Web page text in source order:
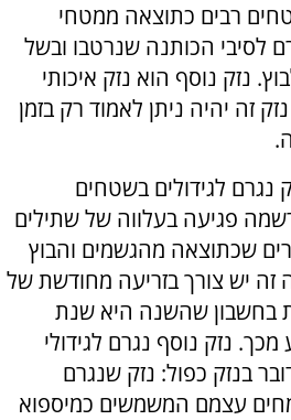
רבים כתוצאה ממטחי
לסיבי הכותנה שנרטבו ובשל
נזק נוסף הוא נזק איכותי
זה יהיה ניתן לאמוד רק בזמן
נגרם לגידולים בשטחים
פגיעה בעלווה של שתילים
שכתוצאה מהגשמים והבוץ
יש צורך בזריעה מחודשת של
בחשבון שהשנה היא שנת
נזק נוסף נגרם לגידולי
בנזק כפול: נזק שנגרם
עצמם המשמשים כמיספוא